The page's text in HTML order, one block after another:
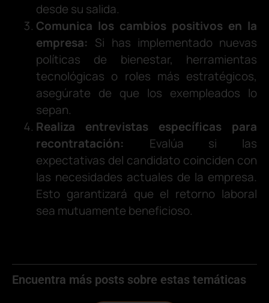
desde su salida.
Comunica los cambios positivos en la
empresa: Si has implementado nuevas
políticas de bienestar, herramientas
tecnológicas o roles más estratégicos,
asegúrate de que los exempleados lo
sepan.
Realiza entrevistas específicas para
recontratación:
Evalúa si las
expectativas del candidato coinciden con
las necesidades actuales de la empresa.
Esto garantizará que el retorno laboral
sea mutuamente beneficioso.
Encuentra más posts sobre estas temáticas